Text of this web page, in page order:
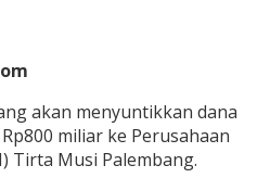
akan menyuntikkan dana
miliar ke Perusahaan
Tirta Musi Palembang.